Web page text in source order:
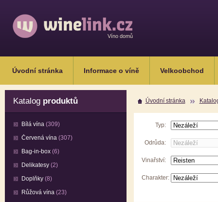
Víno domů
Úvodní stránka Informace o víně Velkoobchod
Katalog produktů
Bílá vína (309)
Červená vína (307)
Bag-in-box (6)
Delikatesy (2)
Doplňky (8)
Růžová vína (23)
Úvodní stránka
Typ:
Odrůda:
Vinařství:
Charakter: